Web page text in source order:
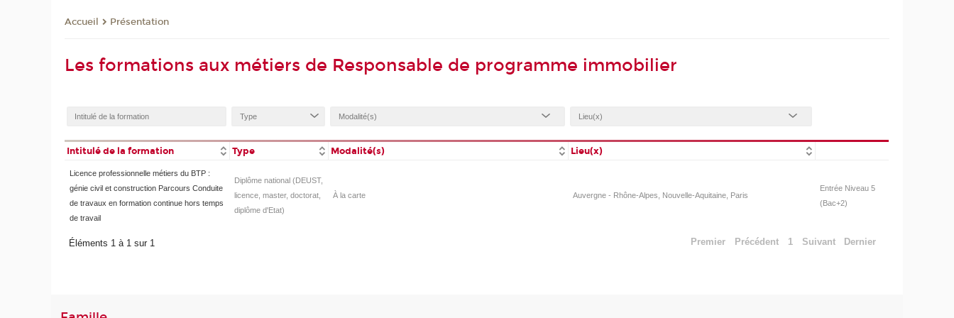
Accueil Présentation
Les formations aux métiers de Responsable de programme immobilier
Intitulé de la formation Type Modalité(s) Lieu(x)
Licence professionnelle métiers du BTP :
génie civil et construction Parcours Conduite
de travaux en formation continue hors temps
de travail
Diplôme national (DEUST,
licence, master, doctorat,
diplôme d'Etat)
À la carte Auvergne - Rhône-Alpes, Nouvelle-Aquitaine, Paris
Entrée Niveau 5
(Bac+2)
Éléments 1 à 1 sur 1 Premier Précédent 1 Suivant Dernier